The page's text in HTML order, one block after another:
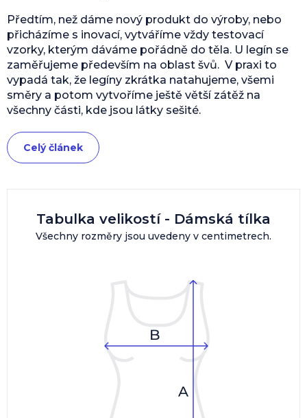
Tabulka velikostí - Dámská tílka
Všechny rozměry jsou uvedeny v centimetrech.
Předtím, než dáme nový produkt do výroby, nebo
přicházíme s inovací, vytváříme vždy testovací
vzorky, kterým dáváme pořádně do těla. U legín se
zaměřujeme především na oblast švů. V praxi to
vypadá tak, že legíny zkrátka natahujeme, všemi
směry a potom vytvoříme ještě větší zátěž na
všechny části, kde jsou látky sešité.
Celý článek